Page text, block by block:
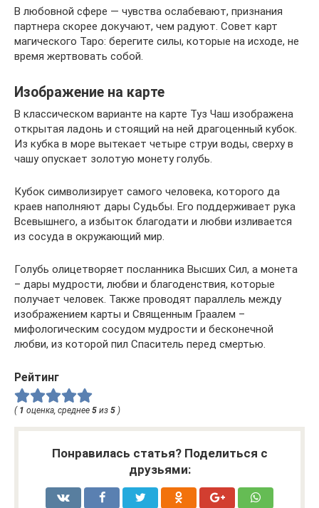
В любовной сфере — чувства ослабевают, признания
партнера скорее докучают, чем радуют. Совет карт
магического Таро: берегите силы, которые на исходе, не
время жертвовать собой.
Изображение на карте
В классическом варианте на карте Туз Чаш изображена
открытая ладонь и стоящий на ней драгоценный кубок.
Из кубка в море вытекает четыре струи воды, сверху в
чашу опускает золотую монету голубь.
Кубок символизирует самого человека, которого да
краев наполняют дары Судьбы. Его поддерживает рука
Всевышнего, а избыток благодати и любви изливается
из сосуда в окружающий мир.
Голубь олицетворяет посланника Высших Сил, а монета
– дары мудрости, любви и благоденствия, которые
получает человек. Также проводят параллель между
изображением карты и Священным Граалем –
мифологическим сосудом мудрости и бесконечной
любви, из которой пил Спаситель перед смертью.
Рейтинг
( 1 оценка, среднее 5 из 5 )
Понравилась статья? Поделиться с
друзьями: